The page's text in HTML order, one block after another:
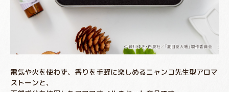
電気や火を使わず、香りを手軽に楽しめるニャンコ先生型アロマ
ストーンと、